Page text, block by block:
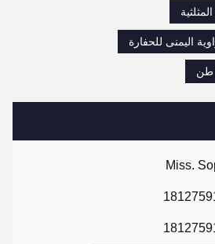
Miss.
اليمنى للحفارة